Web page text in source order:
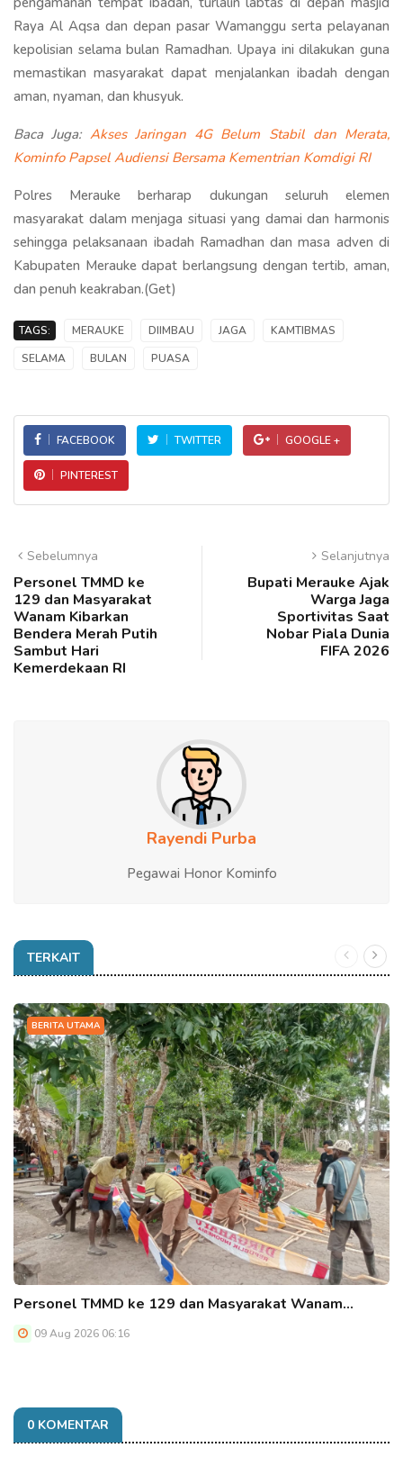
Raya Al Aqsa dan depan pasar Wamanggu serta pelayanan
kepolisian selama bulan Ramadhan. Upaya ini dilakukan guna
memastikan masyarakat dapat menjalankan ibadah dengan
aman, nyaman, dan khusyuk.
Baca Juga: Akses Jaringan 4G Belum Stabil dan Merata,
Kominfo Papsel Audiensi Bersama Kementrian Komdigi RI
Polres Merauke berharap dukungan seluruh elemen
masyarakat dalam menjaga situasi yang damai dan harmonis
sehingga pelaksanaan ibadah Ramadhan dan masa adven di
Kabupaten Merauke dapat berlangsung dengan tertib, aman,
dan penuh keakraban.(Get)
TAGS: MERAUKE DIIMBAU JAGA
KAMTIBMAS
SELAMA
BULAN PUASA
FACEBOOK TWITTER GOOGLE +
PINTEREST
Sebelumnya
Personel TMMD ke
129 dan Masyarakat
Wanam Kibarkan
Bendera Merah Putih
Sambut Hari
Kemerdekaan RI
Selanjutnya
Bupati Merauke Ajak
Warga Jaga
Sportivitas Saat
Nobar Piala Dunia
FIFA 2026
Rayendi Purba
Pegawai Honor Kominfo
TERKAIT
BERITA UTAMA
Personel TMMD ke 129 dan Masyarakat Wanam…
09 Aug 2026 06:16
0 KOMENTAR